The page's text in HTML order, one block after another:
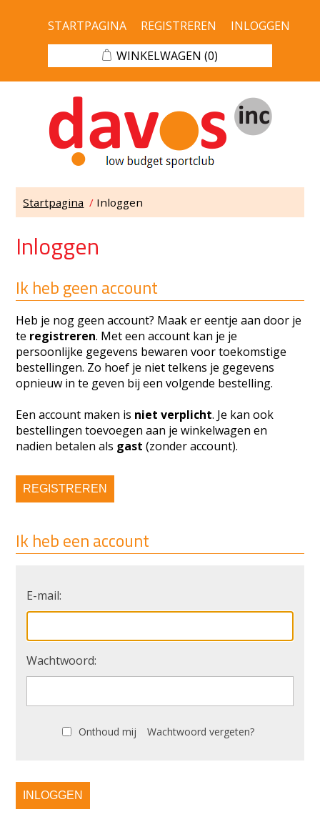
STARTPAGINA REGISTREREN
INLOGGEN
WINKELWAGEN (0)
Startpagina / Inloggen
Inloggen
Ik heb geen account
Heb je nog geen account? Maak er eentje aan door je
te registreren. Met een account kan je je
persoonlijke gegevens bewaren voor toekomstige
bestellingen. Zo hoef je niet telkens je gegevens
opnieuw in te geven bij een volgende bestelling.
Een account maken is niet verplicht. Je kan ook
bestellingen toevoegen aan je winkelwagen en
nadien betalen als gast (zonder account).
REGISTREREN
Ik heb een account
E-mail:
Wachtwoord:
Onthoud mij Wachtwoord vergeten?
INLOGGEN